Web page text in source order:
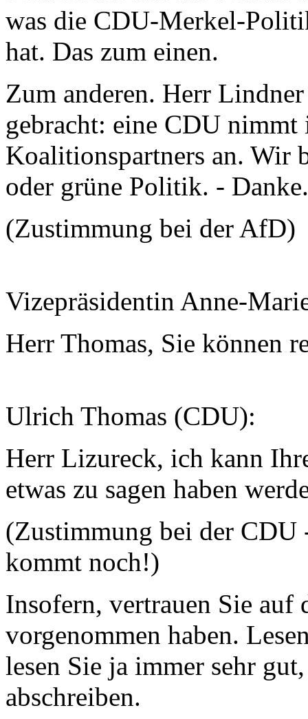
was die CDU-Merkel-
hat. Das zum einen.
Zum anderen. Herr
gebracht: eine CDU nimmt
Koalitionspartners an. Wir
oder grüne Politik. - Danke.
(Zustimmung bei der AfD)
Vizepräsidentin Anne-
Herr Thomas, Sie können
Ulrich Thomas (CDU):
Herr Lizureck, ich kann
etwas zu sagen haben
(Zustimmung bei der
kommt noch!)
Insofern, vertrauen Sie auf
vorgenommen haben.
lesen Sie ja immer sehr
abschreiben.